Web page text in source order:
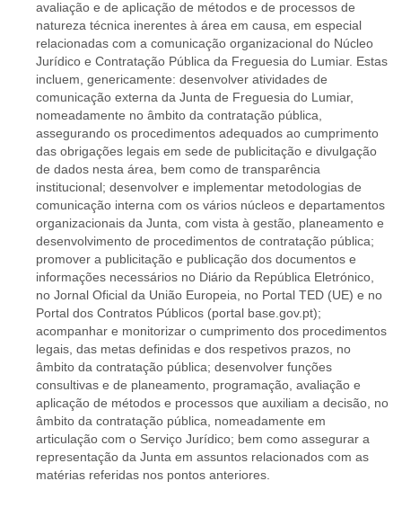
avaliação e de aplicação de métodos e de processos de
natureza técnica inerentes à área em causa, em especial
relacionadas com a comunicação organizacional do Núcleo
Jurídico e Contratação Pública da Freguesia do Lumiar. Estas
incluem, genericamente: desenvolver atividades de
comunicação externa da Junta de Freguesia do Lumiar,
nomeadamente no âmbito da contratação pública,
assegurando os procedimentos adequados ao cumprimento
das obrigações legais em sede de publicitação e divulgação
de dados nesta área, bem como de transparência
institucional; desenvolver e implementar metodologias de
comunicação interna com os vários núcleos e departamentos
organizacionais da Junta, com vista à gestão, planeamento e
desenvolvimento de procedimentos de contratação pública;
promover a publicitação e publicação dos documentos e
informações necessários no Diário da República Eletrónico,
no Jornal Oficial da União Europeia, no Portal TED (UE) e no
Portal dos Contratos Públicos (portal base.gov.pt);
acompanhar e monitorizar o cumprimento dos procedimentos
legais, das metas definidas e dos respetivos prazos, no
âmbito da contratação pública; desenvolver funções
consultivas e de planeamento, programação, avaliação e
aplicação de métodos e processos que auxiliam a decisão, no
âmbito da contratação pública, nomeadamente em
articulação com o Serviço Jurídico; bem como assegurar a
representação da Junta em assuntos relacionados com as
matérias referidas nos pontos anteriores.